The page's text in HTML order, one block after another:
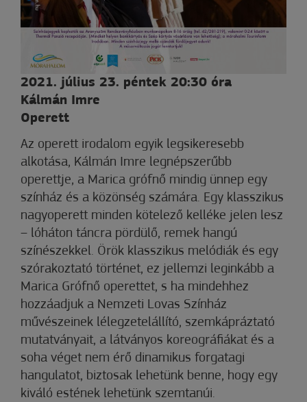
2021. július 23. péntek 20:30 óra
Kálmán Imre
Operett
Az operett irodalom egyik legsikeresebb
alkotása, Kálmán Imre legnépszerűbb
operettje, a Marica grófnő mindig ünnep egy
színház és a közönség számára. Egy klasszikus
nagyoperett minden kötelező kelléke jelen lesz
– lóháton táncra pördülő, remek hangú
színészekkel. Örök klasszikus melódiák és egy
szórakoztató történet, ez jellemzi leginkább a
Marica Grófnő operettet, s ha mindehhez
hozzáadjuk a Nemzeti Lovas Színház
művészeinek lélegzetelállító, szemkápráztató
mutatványait, a látványos koreográfiákat és a
soha véget nem érő dinamikus forgatagi
hangulatot, biztosak lehetünk benne, hogy egy
kiváló estének lehetünk szemtanúi.